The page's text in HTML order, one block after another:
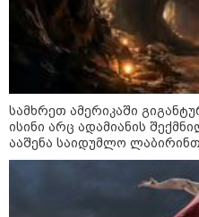
სამხრეთ ამერიკაში
ისინი არც ადამიანის
ააშენა საიდუმლო